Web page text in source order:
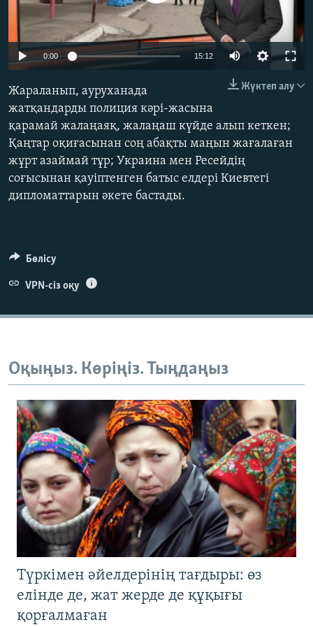
240p 360p
720p
0:00 15:12 Auto
480p
1080p
Жүктеп алу
Жараланып, ауруханада
жатқандарды полиция кәрі-жасына
қарамай жалаңаяқ, жалаңаш күйде алып кеткен;
Қаңтар оқиғасынан соң абақты маңын жағалаған
жұрт азаймай тұр; Украина мен Ресейдің
соғысынан қауіптенген батыс елдері Киевтегі
дипломаттарын әкете бастады.
Бөлісу
VPN-сіз оқу
Оқыңыз. Көріңіз. Тыңдаңыз
Түркімен әйелдерінің тағдыры: өз
елінде де, жат жерде де құқығы
қорғалмаған